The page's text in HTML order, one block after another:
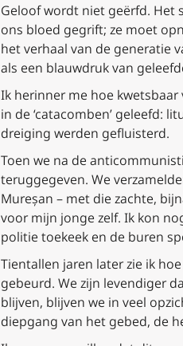
Geloof wordt niet geërfd. Het
ons bloed gegrift; ze moet
het verhaal van de generatie
als een blauwdruk van
Ik herinner me hoe
in de ‘catacomben’ geleefd:
dreiging werden gefluisterd.
Toen we na de
teruggegeven. We
Mureșan – met die zachte,
voor mijn jonge zelf. Ik kon
politie toekeek en de buren
Tientallen jaren later zie ik
gebeurd. We zijn levendiger
blijven, blijven we in veel
diepgang van het gebed, de